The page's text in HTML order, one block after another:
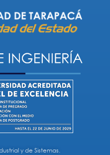
y de Sistemas.